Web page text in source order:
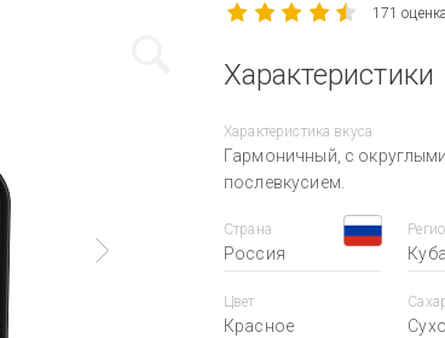
171 оценка
Характеристики
Характеристика вкуса
Гармоничный, с
послевкусием.
Страна
Россия
Цвет
Красное